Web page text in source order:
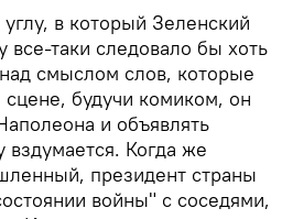
в который Зеленский
все-таки следовало бы хоть
смыслом слов, которые
сцене, будучи комиком, он
и объявлять
Когда же
президент страны
войны" с соседями,